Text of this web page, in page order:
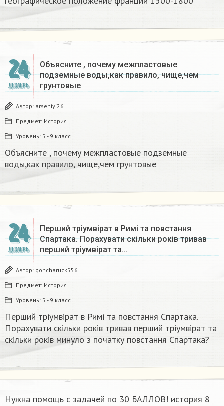
24
ДЕКАБРЬ
Объясните , почему межпластовые
подземные воды,как правило, чище,чем
грунтовые​
Автор: arseniyi26
Предмет: История
Уровень: 5 - 9 класс
Объясните , почему межпластовые подземные
воды,как правило, чище,чем грунтовые​
24
ДЕКАБРЬ
Перший тріумвірат в Римі та повстання
Спартака. Порахувати скільки років тривав
перший тріумвірат та…
Автор: goncharuck556
Предмет: История
Уровень: 5 - 9 класс
Перший тріумвірат в Римі та повстання Спартака.
Порахувати скільки років тривав перший тріумвірат та
скільки років минуло з початку повстання Спартака?
Нужна помощь с задачей по 30 БАЛЛОВ! история 8